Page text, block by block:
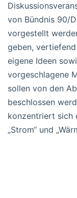
von Bündnis 90/
vorgestellt
geben,
eigene Ideen
vorgeschlagene
sollen von den
beschlossen
konzentriert sich
„Strom“ und